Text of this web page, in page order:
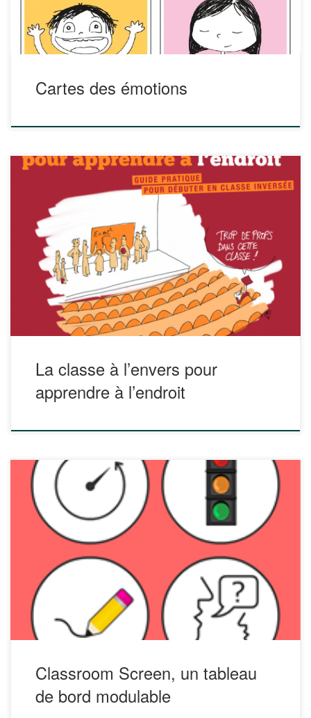
Le créateur leur utilisation […]
Cartes des émotions
Ce guide pratique a été rédigé par Julie Lecoq et Marcel
Lebrun avec la participation de Brigitte Kerpelt. Il est inspiré
de leur ouvrage « Classes inversées. Enseigner et
apprendre à l’endroit » paru en 2016 aux éditions Canopé.
Il a été réalisé grâce à l’appui du Centre de Didactique […]
La classe à l’envers pour
apprendre à l’endroit
Classroom Screen est un site en ligne permettant d’obtenir
un « tableau de bord modulable ». L’outil (gratuit, en
français et accessible sans inscription) permet de travailler
avec des widgets interactifs sur un fond d’écran
personnalisable pour une projection en salle de classe. Il
peut être utilisé comme outil de […]
Classroom Screen, un tableau
de bord modulable